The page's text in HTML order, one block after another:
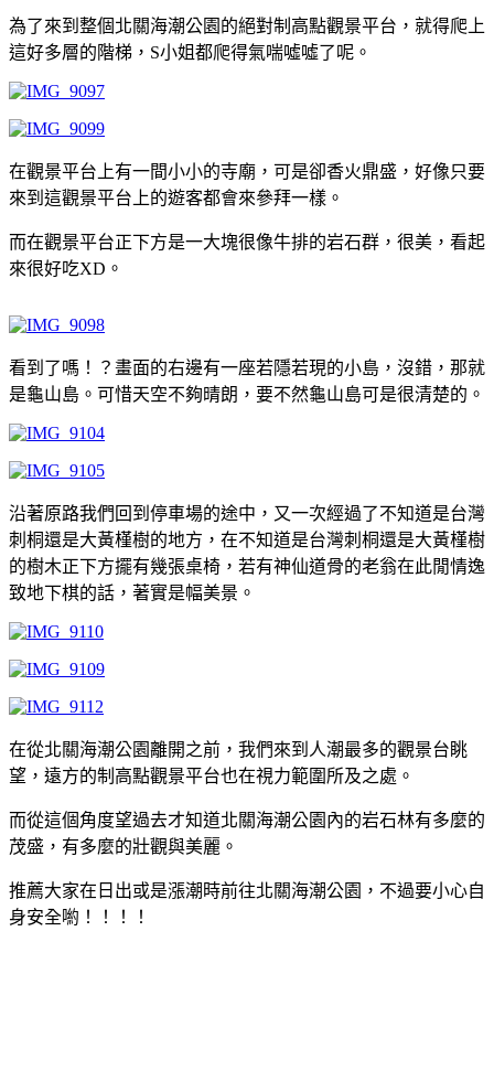
為了來到整個北關海潮公園的絕對制高點觀景平台，就得爬上
這好多層的階梯，S小姐都爬得氣喘噓噓了呢。
在觀景平台上有一間小小的寺廟，可是卻香火鼎盛，好像只要
來到這觀景平台上的遊客都會來參拜一樣。
而在觀景平台正下方是一大塊很像牛排的岩石群，很美，看起
來很好吃XD。
看到了嗎！？畫面的右邊有一座若隱若現的小島，沒錯，那就
是龜山島。可惜天空不夠晴朗，要不然龜山島可是很清楚的。
沿著原路我們回到停車場的途中，又一次經過了不知道是台灣
刺桐還是大黃槿樹的地方，在不知道是台灣刺桐還是大黃槿樹
的樹木正下方擺有幾張桌椅，若有神仙道骨的老翁在此閒情逸
致地下棋的話，著實是幅美景。
在從北關海潮公園離開之前，我們來到人潮最多的觀景台眺
望，遠方的制高點觀景平台也在視力範圍所及之處。
而從這個角度望過去才知道北關海潮公園內的岩石林有多麼的
茂盛，有多麼的壯觀與美麗。
推薦大家在日出或是漲潮時前往北關海潮公園，不過要小心自
身安全喲！！！！